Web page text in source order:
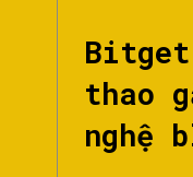
thao
nghệ